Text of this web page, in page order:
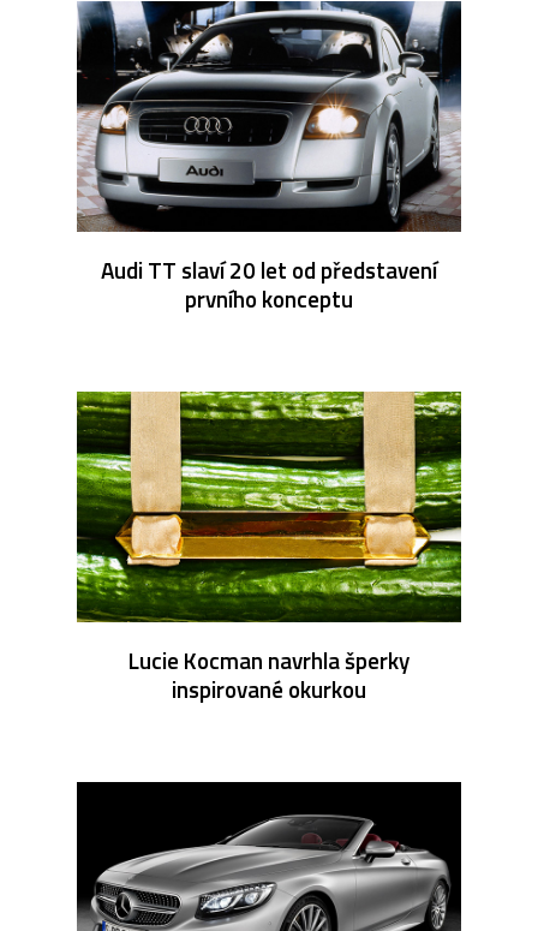
Audi TT slaví 20 let od představení
prvního konceptu
Lucie Kocman navrhla šperky
inspirované okurkou